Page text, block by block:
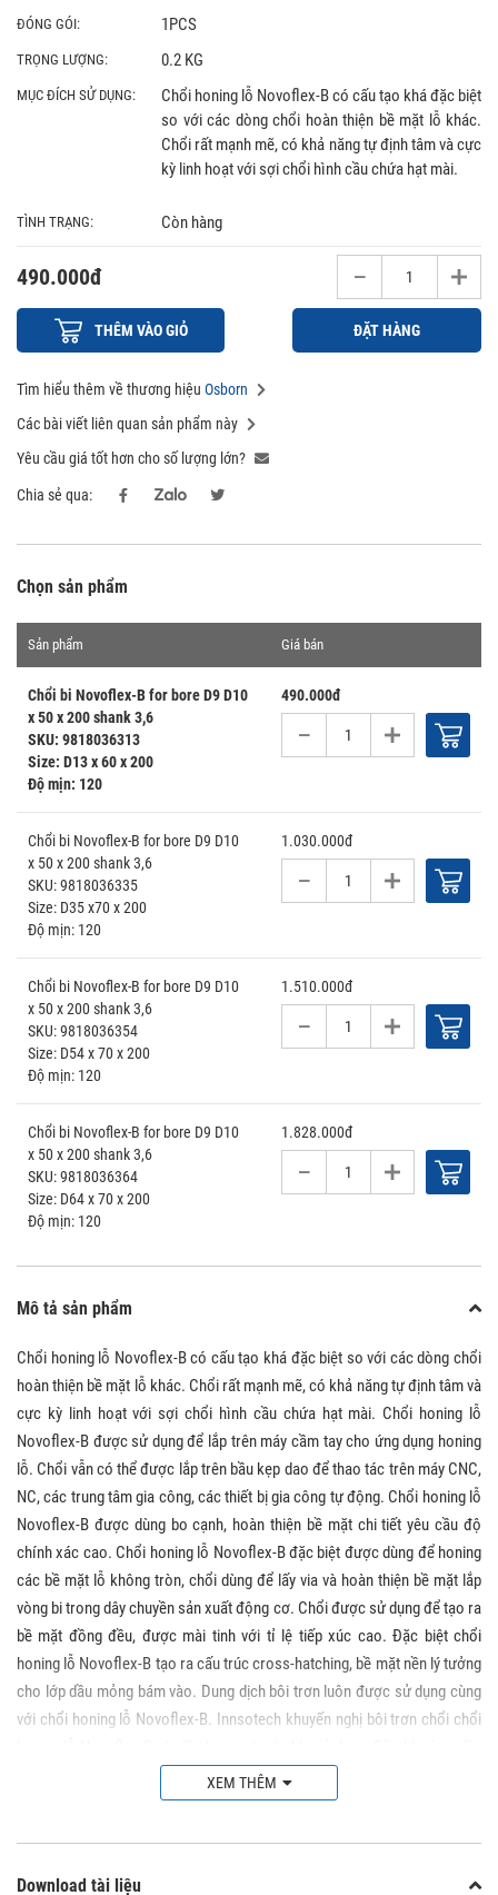
ĐÓNG GÓI: 1PCS
TRỌNG LƯỢNG: 0.2 KG
MỤC ĐÍCH SỬ DỤNG:
Chổi honing lỗ Novoflex-B có cấu tạo khá đặc biệt
so với các dòng chổi hoàn thiện bề mặt lỗ khác.
Chổi rất mạnh mẽ, có khả năng tự định tâm và cực
kỳ linh hoạt với sợi chổi hình cầu chứa hạt mài.
TÌNH TRẠNG: Còn hàng
490.000đ
THÊM VÀO GIỎ ĐẶT HÀNG
Tìm hiểu thêm về thương hiệu Osborn
Các bài viết liên quan sản phẩm này
Yêu cầu giá tốt hơn cho số lượng lớn?
Chia sẻ qua:
Chọn sản phẩm
Sản phẩm Giá bán
Chổi bi Novoflex-B for bore D9 D10
x 50 x 200 shank 3,6
9818036313
D13 x 60 x 200
120
490.000đ
Chổi bi Novoflex-B for bore D9 D10
x 50 x 200 shank 3,6
9818036335
D35 x70 x 200
120
1.030.000đ
Chổi bi Novoflex-B for bore D9 D10
x 50 x 200 shank 3,6
9818036354
D54 x 70 x 200
120
1.510.000đ
Chổi bi Novoflex-B for bore D9 D10
x 50 x 200 shank 3,6
9818036364
D64 x 70 x 200
120
1.828.000đ
Mô tả sản phẩm
Chổi honing lỗ Novoflex-B có cấu tạo khá đặc biệt so với các dòng chổi
hoàn thiện bề mặt lỗ khác. Chổi rất mạnh mẽ, có khả năng tự định tâm và
cực kỳ linh hoạt với sợi chổi hình cầu chứa hạt mài. Chổi honing lỗ
Novoflex-B được sử dụng để lắp trên máy cầm tay cho ứng dụng honing
lỗ. Chổi vẫn có thể được lắp trên bầu kẹp dao để thao tác trên máy CNC,
NC, các trung tâm gia công, các thiết bị gia công tự động. Chổi honing lỗ
Novoflex-B được dùng bo cạnh, hoàn thiện bề mặt chi tiết yêu cầu độ
chính xác cao. Chổi honing lỗ Novoflex-B đặc biệt được dùng để honing
các bề mặt lỗ không tròn, chổi dùng để lấy via và hoàn thiện bề mặt lắp
vòng bi trong dây chuyền sản xuất động cơ. Chổi được sử dụng để tạo ra
bề mặt đồng đều, được mài tinh với tỉ lệ tiếp xúc cao. Đặc biệt chổi
honing lỗ Novoflex-B tạo ra cấu trúc cross-hatching, bề mặt nền lý tưởng
cho lớp dầu mỏng bám vào. Dung dịch bôi trơn luôn được sử dụng cùng
với chổi honing lỗ Novoflex-B. Innsotech khuyến nghị bôi trơn chổi chổi
động cơ, dầu pha nước, dung dịch tưới nguội có thể được sử dụng thay
thế. Thời gian honing 20- 40 giây. Thời gian gia công có thể giảm nếu chổi
nylon mịn của Osborn.
XEM THÊM
Download tài liệu